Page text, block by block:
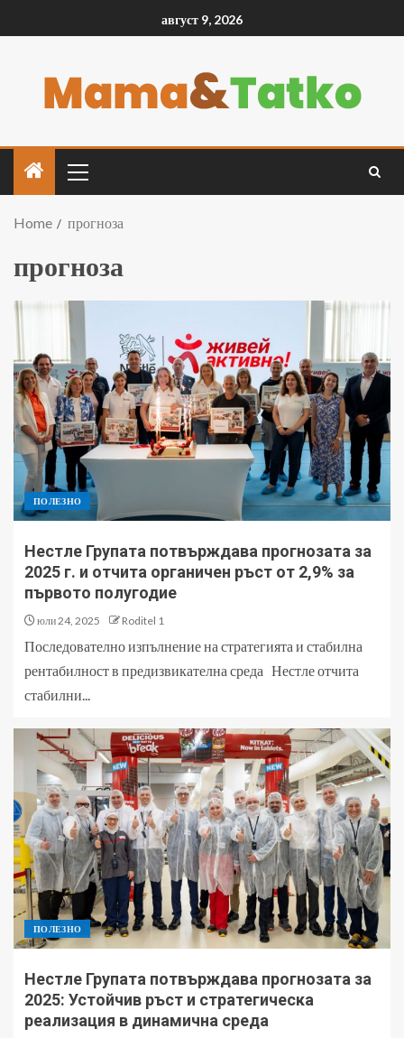
август 9, 2026
Home прогноза
прогноза
ПОЛЕЗНО
Нестле Групата потвърждава прогнозата за
2025 г. и отчита органичен ръст от 2,9% за
първото полугодие
юли 24, 2025 Roditel 1
Последователно изпълнение на стратегията и стабилна
рентабилност в предизвикателна среда Нестле отчита
стабилни...
ПОЛЕЗНО
Нестле Групата потвърждава прогнозата за
2025: Устойчив ръст и стратегическа
реализация в динамична среда